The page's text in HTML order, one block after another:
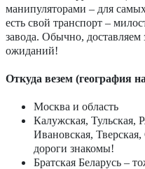
манипуляторами – для
есть свой транспорт –
завода. Обычно,
ожиданий!
Откуда везем (география
Москва и область
Калужская, Тульская,
Ивановская,
дороги знакомы!
Братская Беларусь –